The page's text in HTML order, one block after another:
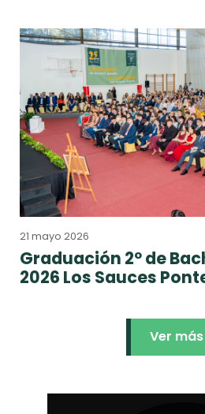
21 mayo 2026
Graduación 2º de
2026 Los Sauces
Ver más